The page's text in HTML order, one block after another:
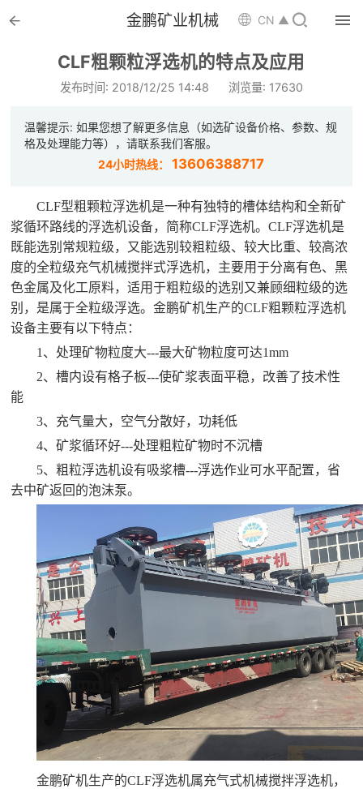
 金鹏矿业机械 CN ▲ 
CLF粗颗粒浮选机的特点及应用
发布时间: 2018/12/25 14:48 浏览量: 17630
温馨提示: 如果您想了解更多信息（如选矿设备价格、参数、规
格及处理能力等），请联系我们客服。
24小时热线：13606388717
CLF型粗颗粒浮选机是一种有独特的槽体结构和全新矿
浆循环路线的浮选机设备，简称CLF浮选机。CLF浮选机是
既能选别常规粒级，又能选别较粗粒级、较大比重、较高浓
度的全粒级充气机械搅拌式浮选机，主要用于分离有色、黑
色金属及化工原料，适用于粗粒级的选别又兼顾细粒级的选
别，是属于全粒级浮选。金鹏矿机生产的CLF粗颗粒浮选机
设备主要有以下特点：
1 、处理矿物粒度大---最大矿物粒度可达1mm
2、槽内设有格子板---使矿浆表面平稳，改善了技术性
能
3、充气量大，空气分散好，功耗低
4、矿浆循环好---处理粗粒矿物时不沉槽
5、粗粒浮选机设有吸浆槽---浮选作业可水平配置，省
去中矿返回的泡沫泵。
金鹏矿机生产的CLF浮选机属充气式机械搅拌浮选机，
 首页
 选矿设备
 配件耗材

 选矿总包
 案例中心
 服务体系
新闻中心
 矿山设计院
 关于金鹏
企业文化
专家团队
 联系我们